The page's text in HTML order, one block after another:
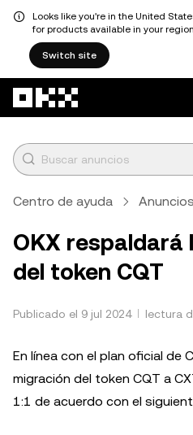
Looks like you're in the United
for products available in your
Switch site
Centro de ayuda Anuncios
OKX respaldará
del token CQT
Publicado el 9 jul 2024 lectura
En línea con el plan oficial de
migración del token CQT a
1:1 de acuerdo con el